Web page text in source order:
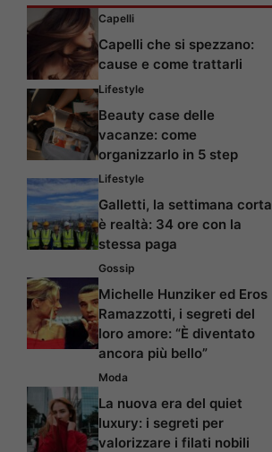
Capelli
Capelli che si spezzano:
cause e come trattarli
Lifestyle
Beauty case delle
vacanze: come
organizzarlo in 5 step
Lifestyle
Galletti, la settimana corta
è realtà: 34 ore con la
stessa paga
Gossip
Michelle Hunziker ed Eros
Ramazzotti, i segreti del
loro amore: “È diventato
ancora più bello”
Moda
La nuova era del quiet
luxury: i segreti per
valorizzare i filati nobili